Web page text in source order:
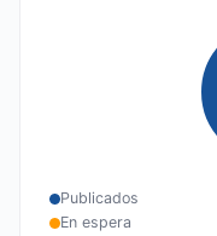
Publicados
En espera